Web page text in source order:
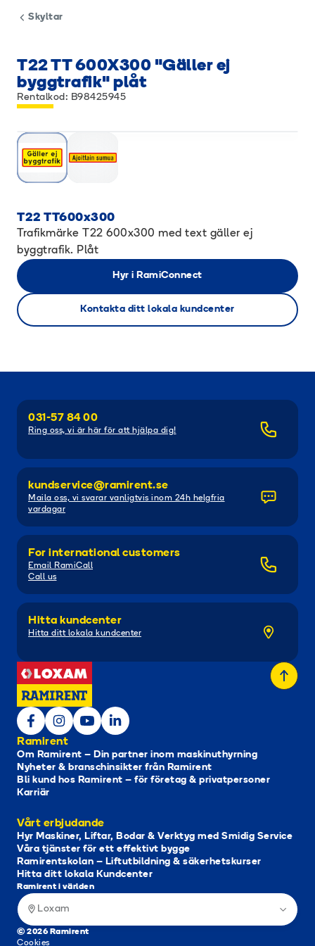
Skyltar
T22 TT 600X300 "Gäller ej
byggtrafik" plåt
Rentalkod: B98425945
T22 TT600x300
Trafikmärke T22 600x300 med text gäller ej
byggtrafik. Plåt
Hyr i RamiConnect
Kontakta ditt lokala kundcenter
031-57 84 00
Ring oss, vi är här för att hjälpa dig!
kundservice@ramirent.se
Maila oss, vi svarar vanligtvis inom 24h helgfria
vardagar
For international customers
Email RamiCall
Call us
Hitta kundcenter
Hitta ditt lokala kundcenter
Ramirent
Om Ramirent – Din partner inom maskinuthyrning
Nyheter & branschinsikter från Ramirent
Bli kund hos Ramirent – för företag & privatpersoner
Karriär
Vårt erbjudande
Hyr Maskiner, Liftar, Bodar & Verktyg med Smidig Service
Våra tjänster för ett effektivt bygge
Ramirentskolan – Liftutbildning & säkerhetskurser
Hitta ditt lokala Kundcenter
© 2026 Ramirent
Cookies
Ramirent i världen
Loxam